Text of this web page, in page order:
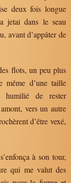
deux fois longue
jetai dans le seau
avant d’appâter de
flots, un peu plus
même d’une taille
humilié de rester
vers un autre
d’être vexé,
à son tour,
qui me valut des